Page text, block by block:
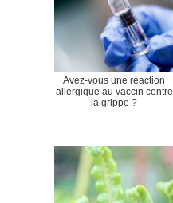
Avez-vous une réaction
allergique au vaccin contre
la grippe ?